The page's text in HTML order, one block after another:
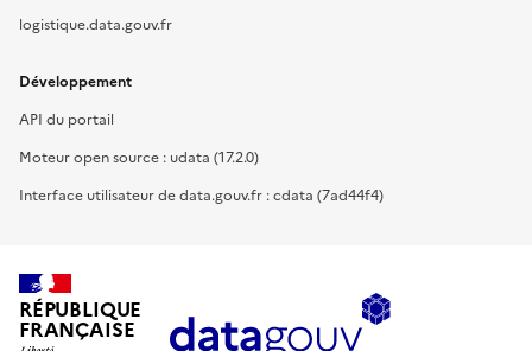
logistique.data.gouv.fr
Développement
API du portail
Moteur open source : udata (17.2.0)
Interface utilisateur de data.gouv.fr : cdata (7ad44f4)
RÉPUBLIQUE
FRANÇAISE